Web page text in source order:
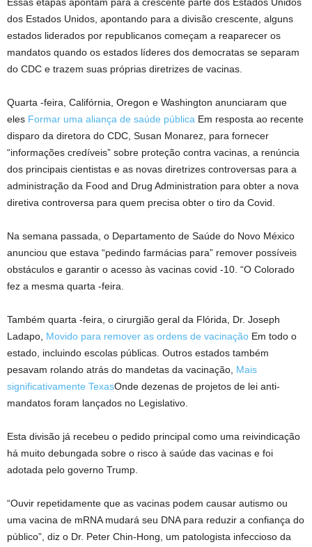
Essas etapas apontam para a crescente parte dos Estados Unidos
dos Estados Unidos, apontando para a divisão crescente, alguns
estados liderados por republicanos começam a reaparecer os
mandatos quando os estados líderes dos democratas se separam
do CDC e trazem suas próprias diretrizes de vacinas.
Quarta -feira, Califórnia, Oregon e Washington anunciaram que
eles Formar uma aliança de saúde pública Em resposta ao recente
disparo da diretora do CDC, Susan Monarez, para fornecer
“informações credíveis” sobre proteção contra vacinas, a renúncia
dos principais cientistas e as novas diretrizes controversas para a
administração da Food and Drug Administration para obter a nova
diretiva controversa para quem precisa obter o tiro da Covid.
Na semana passada, o Departamento de Saúde do Novo México
anunciou que estava “pedindo farmácias para” remover possíveis
obstáculos e garantir o acesso às vacinas covid -10. “O Colorado
fez a mesma quarta -feira.
Também quarta -feira, o cirurgião geral da Flórida, Dr. Joseph
Ladapo, Movido para remover as ordens de vacinação Em todo o
estado, incluindo escolas públicas. Outros estados também
pesavam rolando atrás do mandetas da vacinação, Mais
significativamente TexasOnde dezenas de projetos de lei anti-
mandatos foram lançados no Legislativo.
Esta divisão já recebeu o pedido principal como uma reivindicação
há muito debungada sobre o risco à saúde das vacinas e foi
adotada pelo governo Trump.
“Ouvir repetidamente que as vacinas podem causar autismo ou
uma vacina de mRNA mudará seu DNA para reduzir a confiança do
público”, diz o Dr. Peter Chin-Hong, um patologista infeccioso da